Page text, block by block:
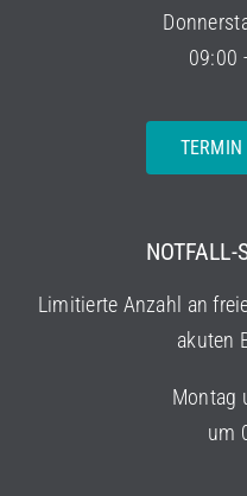
09:00
TERMIN
NOTFALL-
Limitierte Anzahl an
akuten
Montag
um